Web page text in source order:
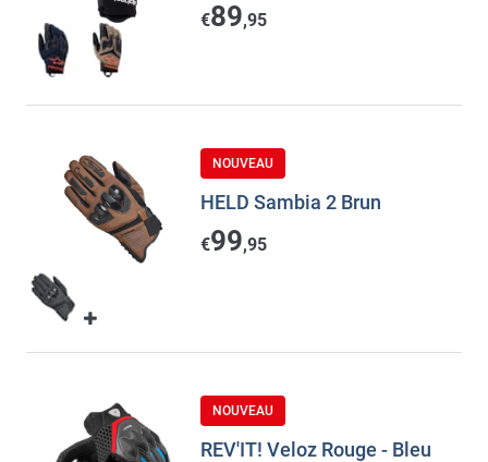
€89,95
NOUVEAU
HELD Sambia 2 Brun
€99,95
NOUVEAU
REV'IT! Veloz Rouge - Bleu